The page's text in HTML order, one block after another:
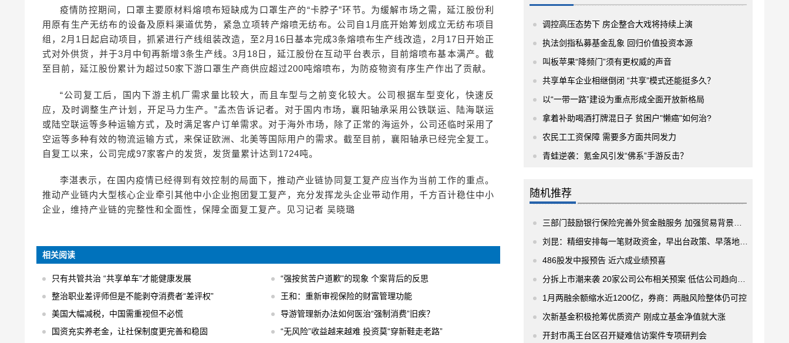
疫情防控期间，口罩主要原材料熔喷布短缺成为口罩生产的“卡脖子”环节。为缓解市场之需，延江股份利
用原有生产无纺布的设备及原料渠道优势，紧急立项转产熔喷无纺布。公司自1月底开始筹划成立无纺布项目
组，2月1日起启动项目，抓紧进行产线组装改造，至2月16日基本完成3条熔喷布生产线改造，2月17日开始正
式对外供货，并于3月中旬再新增3条生产线。3月18日，延江股份在互动平台表示，目前熔喷布基本满产。截
至目前，延江股份累计为超过50家下游口罩生产商供应超过200吨熔喷布，为防疫物资有序生产作出了贡献。
“公司复工后，国内下游主机厂需求量比较大，而且车型与之前变化较大。公司根据车型变化，快速反
应，及时调整生产计划，开足马力生产。”孟杰告诉记者。对于国内市场，襄阳轴承采用公铁联运、陆海联运
或陆空联运等多种运输方式，及时满足客户订单需求。对于海外市场，除了正常的海运外，公司还临时采用了
空运等多种有效的物流运输方式，来保证欧洲、北美等国际用户的需求。截至目前，襄阳轴承已经完全复工。
自复工以来，公司完成97家客户的发货，发货量累计达到1724吨。
李湛表示，在国内疫情已经得到有效控制的局面下，推动产业链协同复工复产应当作为当前工作的重点。
推动产业链内大型核心企业牵引其他中小企业抱团复工复产，充分发挥龙头企业带动作用，千方百计稳住中小
企业，维持产业链的完整性和全面性，保障全面复工复产。见习记者 吴晓璐
相关阅读
只有共管共治 “共享单车”才能健康发展
“强按贫苦户道歉”的现象 个案背后的反思
整治职业差评师但是不能剥夺消费者“差评权”
王和：重新审视保险的财富管理功能
美国大幅减税，中国需重视但不必慌
导游管理新办法如何医治“强制消费”旧疾？
国资充实养老金，让社保制度更完善和稳固
“无风险”收益越来越难 投资莫“穿新鞋走老路”
调控高压态势下 房企整合大戏将持续上演
执法剑指私募基金乱象 回归价值投资本源
叫板苹果“降频门”须有更权威的声音
共享单车企业相继倒闭 “共享”模式还能挺多久？
以“一带一路”建设为重点形成全面开放新格局
拿着补助喝酒打牌混日子 贫困户"懒癌"如何治?
农民工工资保障 需要多方面共同发力
青蛙逆袭：氪金风引发“佛系”手游反击？
随机推荐
三部门鼓励银行保险完善外贸金融服务 加强贸易背景审核
刘昆：精细安排每一笔财政资金，早出台政策、早落地见效
486股发中报预告 近六成业绩预喜
分拆上市潮来袭 20家公司公布相关预案 低估公司趋向分拆
1月两融余额缩水近1200亿，券商：两融风险整体仍可控
次新基金积极抢筹优质资产 刚成立基金净值就大涨
开封市禹王台区召开疑难信访案件专项研判会